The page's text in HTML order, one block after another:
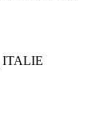
ITALIE